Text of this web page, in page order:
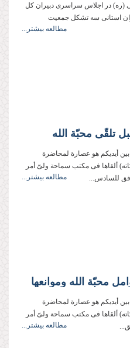
در اجلاس سراسری دبیران کل
استانی سه تشكل جمعیت
مطالعه بیشتر...
تلقّی محبّة الله
بین أیدیكم هو عصارة لمحاضرة
ألقاها فی مكتب سماحة ولیّ أمر
مطالعه بیشتر...
محبّة الله وموانعها
بین أیدیكم هو عصارة لمحاضرة
ألقاها فی مكتب سماحة ولیّ أمر
مطالعه بیشتر...